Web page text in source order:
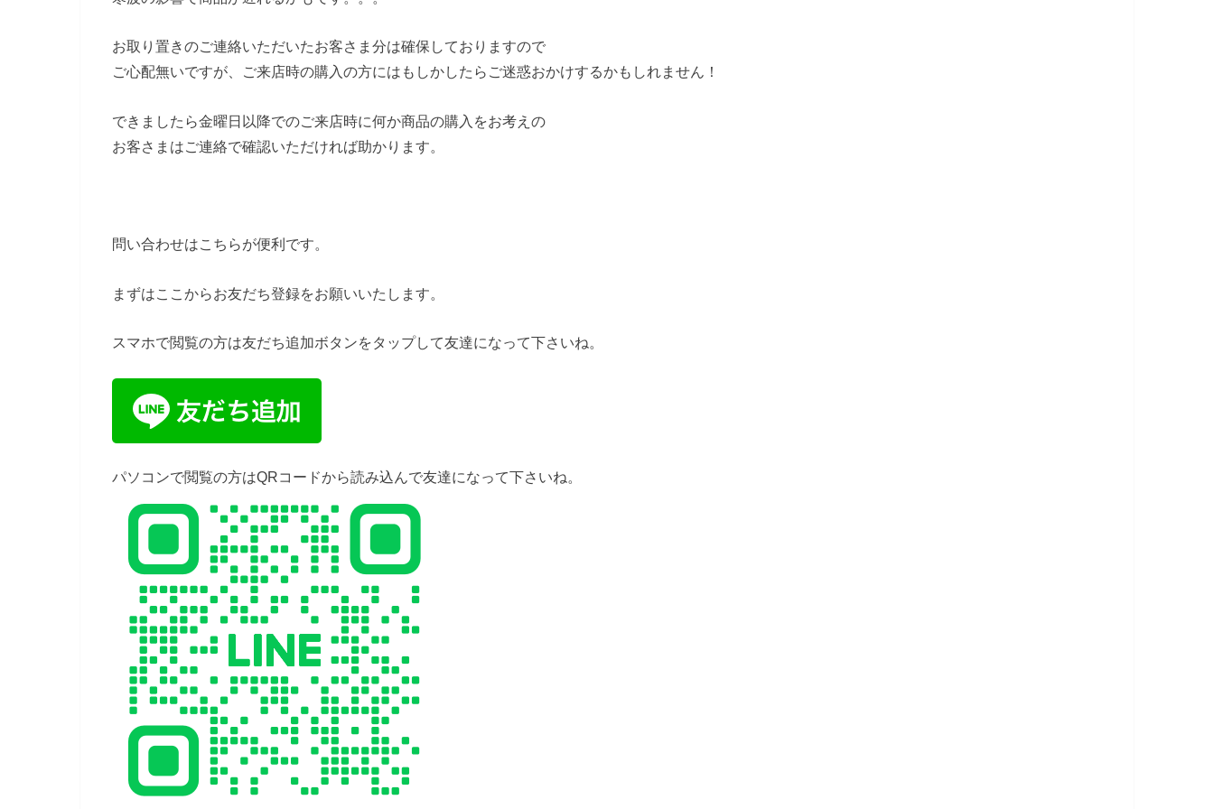
お取り置きのご連絡いただいたお客さま分は確保しておりますので
ご心配無いですが、ご来店時の購入の方にはもしかしたらご迷惑おかけするかもしれません！
できましたら金曜日以降でのご来店時に何か商品の購入をお考えの
お客さまはご連絡で確認いただければ助かります。
問い合わせはこちらが便利です。
まずはここからお友だち登録をお願いいたします。
スマホで閲覧の方は友だち追加ボタンをタップして友達になって下さいね。
パソコンで閲覧の方はQRコードから読み込んで友達になって下さいね。